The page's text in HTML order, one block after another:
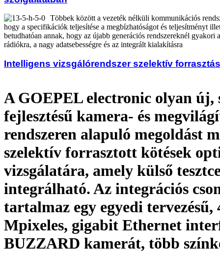
Többek között a vezeték nélküli kommunikációs
hogy a specifikációk teljesítése a megbízhatóságot és teljesítményt
betudhatóan annak, hogy az újabb generációs rendszereknél gyakori
rádiókra, a nagy adatsebességre és az integrált kialakításra
Intelligens vizsgálórendszer szelektív
A GOEPEL electronic olyan új,
fejlesztésű kamera- és
rendszeren alapuló megoldást
szelektív forrasztott kötések
vizsgálatára, amely külső
integrálható. Az integrációs
tartalmaz egy egyedi tervezésű,
Mpixeles, gigabit Ethernet
BUZZARD kamerát, több